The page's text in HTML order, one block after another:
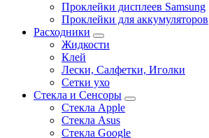
Проклейки дисплеев Samsung
Проклейки для аккумуляторов
Расходники
Жидкости
Клей
Лески, Салфетки, Иголки
Сетки ухо
Стекла и Сенсоры
Стекла Apple
Стекла Asus
Стекла Google